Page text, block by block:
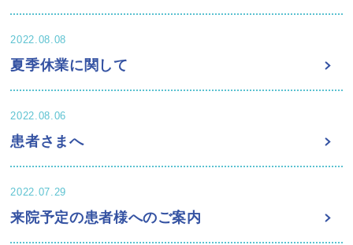
2022.08.08
夏季休業に関して
2022.08.06
患者さまへ
2022.07.29
来院予定の患者様へのご案内